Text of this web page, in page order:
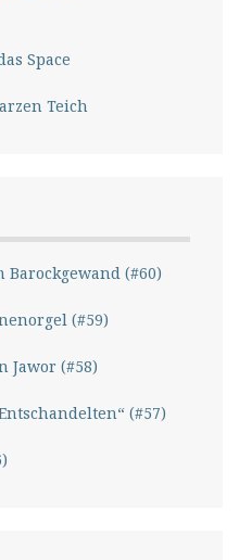
Space
Teich
(#60)
(#59)
Jawor (#58)
(#57)